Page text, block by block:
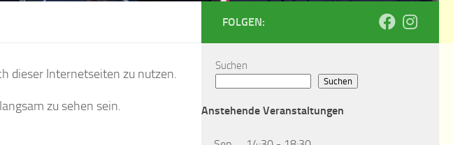
dieser Internetseiten zu nutzen.
zu sehen sein.
FOLGEN:
Suchen
Suchen
Anstehende Veranstaltungen